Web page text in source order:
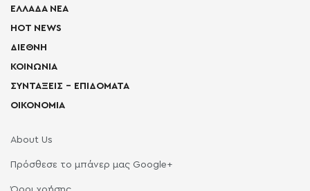
ΕΛΛΑΔΑ ΝΕΑ
HOT NEWS
ΔΙΕΘΝΗ
ΚΟΙΝΩΝΙΑ
ΣΥΝΤΑΞΕΙΣ – ΕΠΙΔΟΜΑΤΑ
ΟΙΚΟΝΟΜΙΑ
About Us
Πρόσθεσε το μπάνερ μας Google+